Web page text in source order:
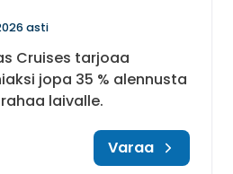
asti
Cruises tarjoaa
jopa 35 % alennusta
laivalle.
risteilyille
Varaa